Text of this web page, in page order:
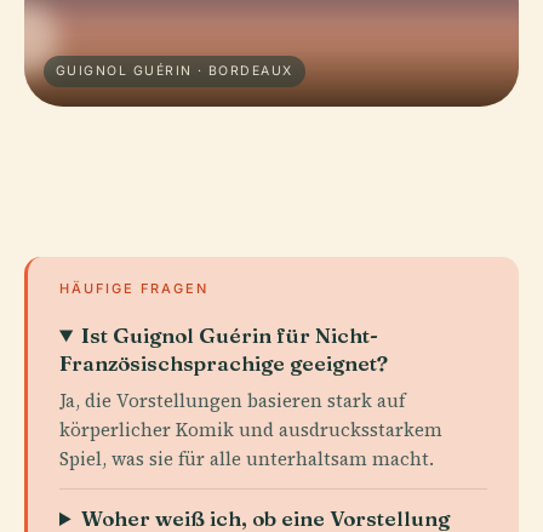
GUIGNOL GUÉRIN · BORDEAUX
HÄUFIGE FRAGEN
Ist Guignol Guérin für Nicht-
Französischsprachige geeignet?
Ja, die Vorstellungen basieren stark auf
körperlicher Komik und ausdrucksstarkem
Spiel, was sie für alle unterhaltsam macht.
Woher weiß ich, ob eine Vorstellung